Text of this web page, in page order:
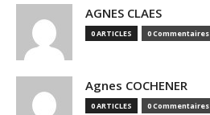
AGNES CLAES
0 ARTICLES 0 Commentaires
Agnes COCHENER
0 ARTICLES 0 Commentaires